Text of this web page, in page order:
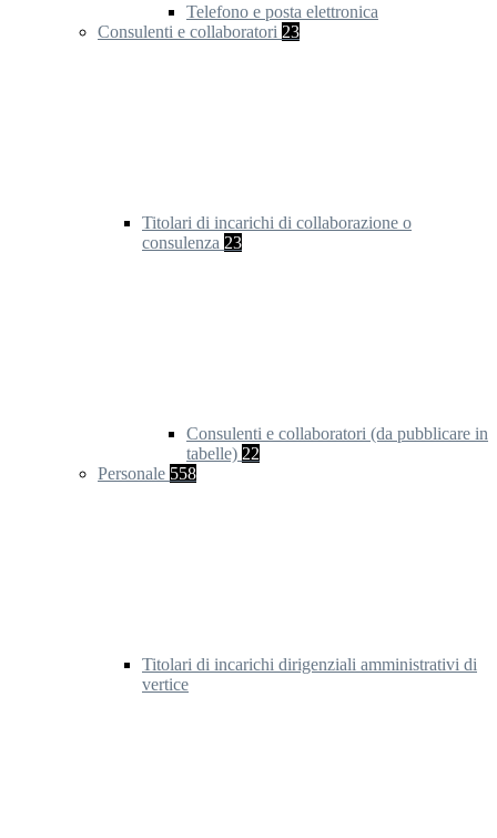
Telefono e posta elettronica
Consulenti e collaboratori 23
Titolari di incarichi di collaborazione o
consulenza 23
Consulenti e collaboratori (da pubblicare in
tabelle) 22
Personale 558
Titolari di incarichi dirigenziali amministrativi di
vertice